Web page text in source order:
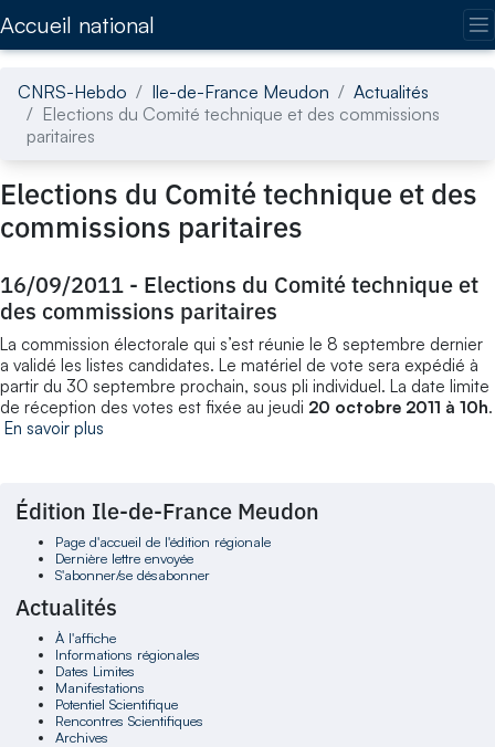
Accueil national
CNRS-Hebdo Ile-de-France Meudon
Actualités
Elections du Comité technique et des commissions
paritaires
Elections du Comité technique et des
commissions paritaires
16/09/2011 - Elections du Comité technique et
des commissions paritaires
La commission électorale qui s’est réunie le 8 septembre dernier
a validé les listes candidates. Le matériel de vote sera expédié à
partir du 30 septembre prochain, sous pli individuel. La date limite
de réception des votes est fixée au jeudi 20 octobre 2011 à 10h.
En savoir plus
Édition Ile-de-France Meudon
Page d'accueil de l'édition régionale
Dernière lettre envoyée
S'abonner/se désabonner
Actualités
À l'affiche
Informations régionales
Dates Limites
Manifestations
Potentiel Scientifique
Rencontres Scientifiques
Archives